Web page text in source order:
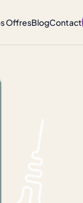
OffresBlogContact